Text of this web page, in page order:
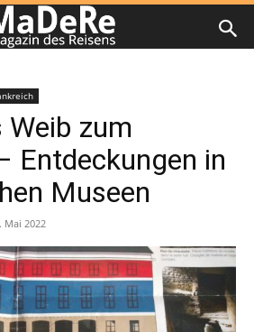
Weib zum
Entdeckungen in
Museen
Mai 2022